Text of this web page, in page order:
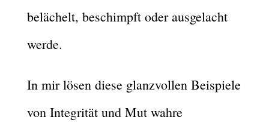
belächelt, beschimpft oder ausgelacht
werde.
In mir lösen diese glanzvollen Beispiele
von Integrität und Mut wahre